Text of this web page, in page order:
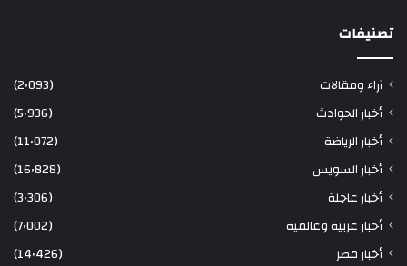
تصنيفات
آراء ومقالات
(2٬093)
أخبار الحوادث
(5٬936)
أخبار الرياضة
(11٬072)
أخبار السويس
(16٬828)
أخبار عاجلة
(3٬306)
أخبار عربية وعالمية
(7٬002)
أخبار مصر
(14٬426)